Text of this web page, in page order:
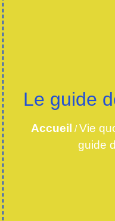
Le guide
Accueil /Vie
guide